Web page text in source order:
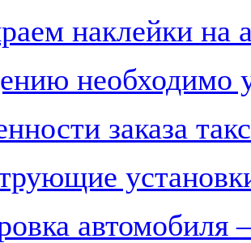
наклейки на
необходимо
заказа
автомобиля